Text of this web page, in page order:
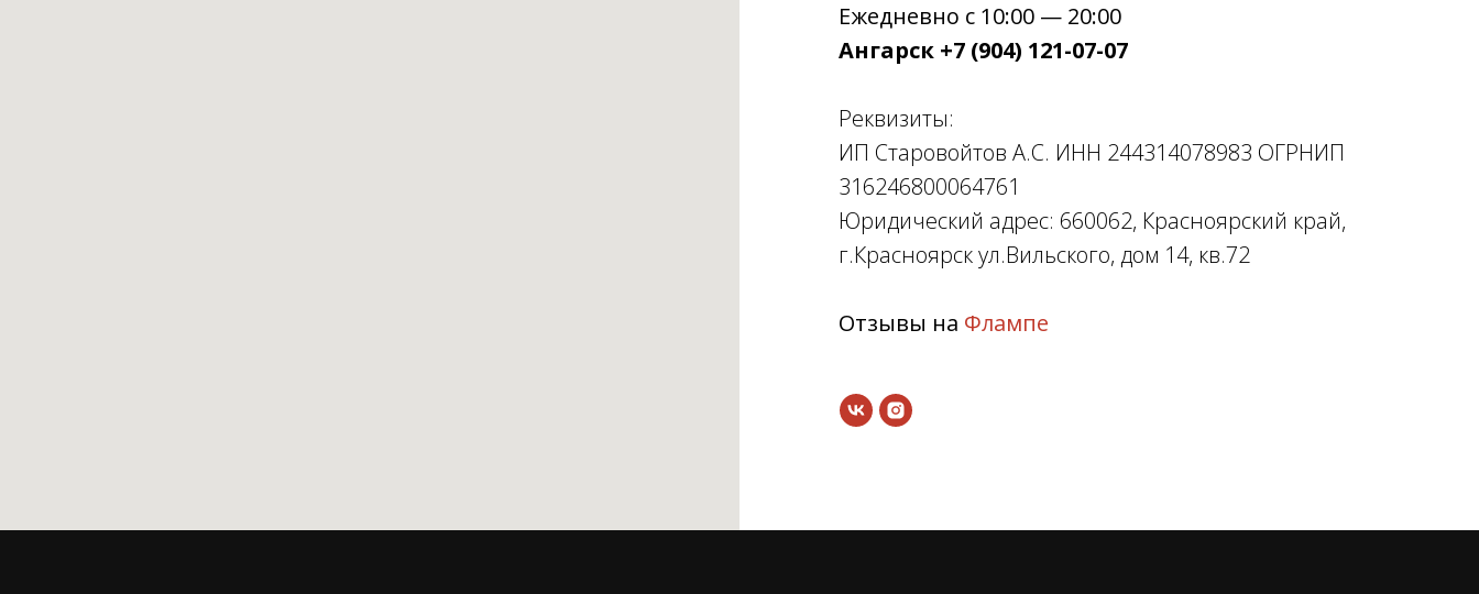
Ежедневно с 10:00 — 20:00
Ангарск +7 (904) 121-07-07
Реквизиты:
ИП Старовойтов А.С. ИНН 244314078983 ОГРНИП
316246800064761
Юридический адрес: 660062, Красноярский край,
г.Красноярск ул.Вильского, дом 14, кв.72
Отзывы на Флампе